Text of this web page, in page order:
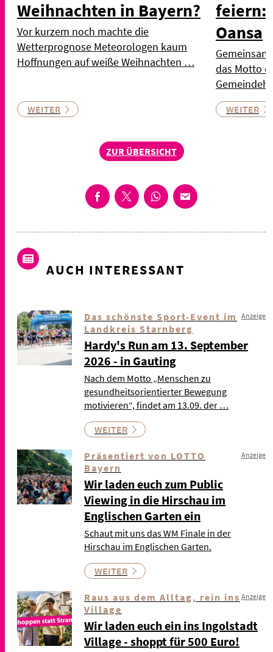
Weihnachten in Bayern?
Vor kurzem noch machte die
Wetterprognose Meteorologen kaum
Hoffnungen auf weiße Weihnachten …
WEITER
feiern:
Oansa
das Motto
WEITER
ZUR ÜBERSICHT
AUCH INTERESSANT
Das schönste Sport-Event im
Landkreis Starnberg
Anzeige
Hardy's Run am 13. September
2026 - in Gauting
Nach dem Motto „Menschen zu
gesundheitsorientierter Bewegung
motivieren“, findet am 13.09. der …
WEITER
Präsentiert von LOTTO
Bayern
Anzeige
Wir laden euch zum Public
Viewing in die Hirschau im
Englischen Garten ein
Schaut mit uns das WM Finale in der
Hirschau im Englischen Garten.
WEITER
Raus aus dem Alltag, rein ins
Village
Anzeige
Wir laden euch ein ins Ingolstadt
Village - shoppt für 500 Euro!